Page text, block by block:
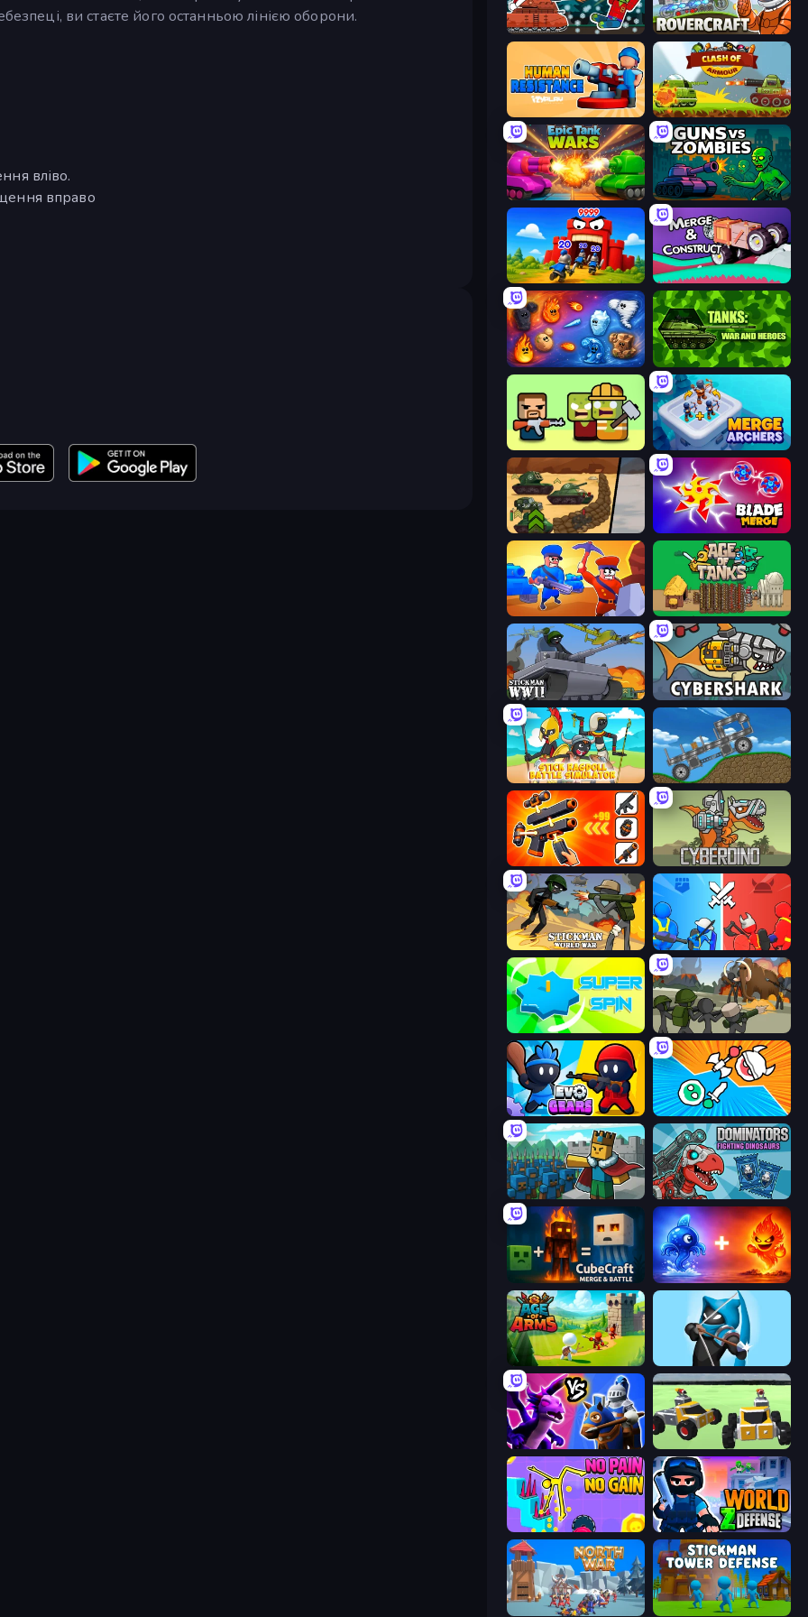
ви стаєте його останньою лінією оборони.
вліво.
вправо
Tanks vs Zombies: Tank Battle Rovercraft
Human Resistance Clash of Armor
Tanks Merge Guns vs Zombies
TimeWarriors Merge & Construct
Elemental Merge Tanks 2D: War and Heroes!
Zombie Horde: Build & Survive Merge Archers
Tank Battle: War Commander Blade Merge
Craft and Battle Age of Tanks Warriors: TD War
Stickman WW2 CyberShark
Stick Ragdoll Battle Simulator Move It!
Pew Pew Dose
Stickman World War State Wars: Conquer Them All
Super Spin Stickman History Battle
Evo Gears Merge Knights!
Cube Commander Dominators: Fighting Dinosaurs
CubeCraft: Merge & Battle Elemental Monsters: Merge
Age Of Arms
Merge! Dragons vs Knights Block Tech: Epic Sandbox
No Pain No Gain - Ragdoll Sandbox World Z Defense - Zombie Defense
North War